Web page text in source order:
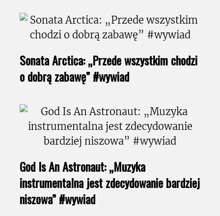
Sonata Arctica: „Przede wszystkim chodzi
o dobrą zabawę” #wywiad
God Is An Astronaut: „Muzyka
instrumentalna jest zdecydowanie bardziej
niszowa” #wywiad